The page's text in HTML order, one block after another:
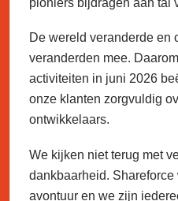
De wereld veranderde en
veranderden mee.
activiteiten in juni 2026
onze klanten zorgvuldig
ontwikkelaars.
We kijken niet terug met
dankbaarheid. Shareforce
avontuur en we zijn